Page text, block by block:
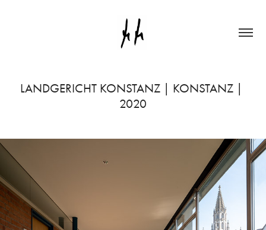
LANDGERICHT KONSTANZ | KONSTANZ |
2020